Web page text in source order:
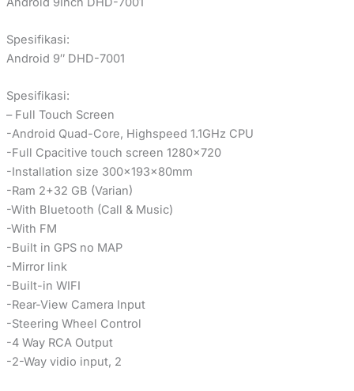
Spesifikasi:
Android 9″ DHD-7001
Spesifikasi:
– Full Touch Screen
-Android Quad-Core, Highspeed 1.1GHz CPU
-Full Cpacitive touch screen 1280×720
-Installation size 300x193x80mm
-Ram 2+32 GB (Varian)
-With Bluetooth (Call & Music)
-With FM
-Built in GPS no MAP
-Mirror link
-Built-in WIFI
-Rear-View Camera Input
-Steering Wheel Control
-4 Way RCA Output
-2-Way vidio input, 2